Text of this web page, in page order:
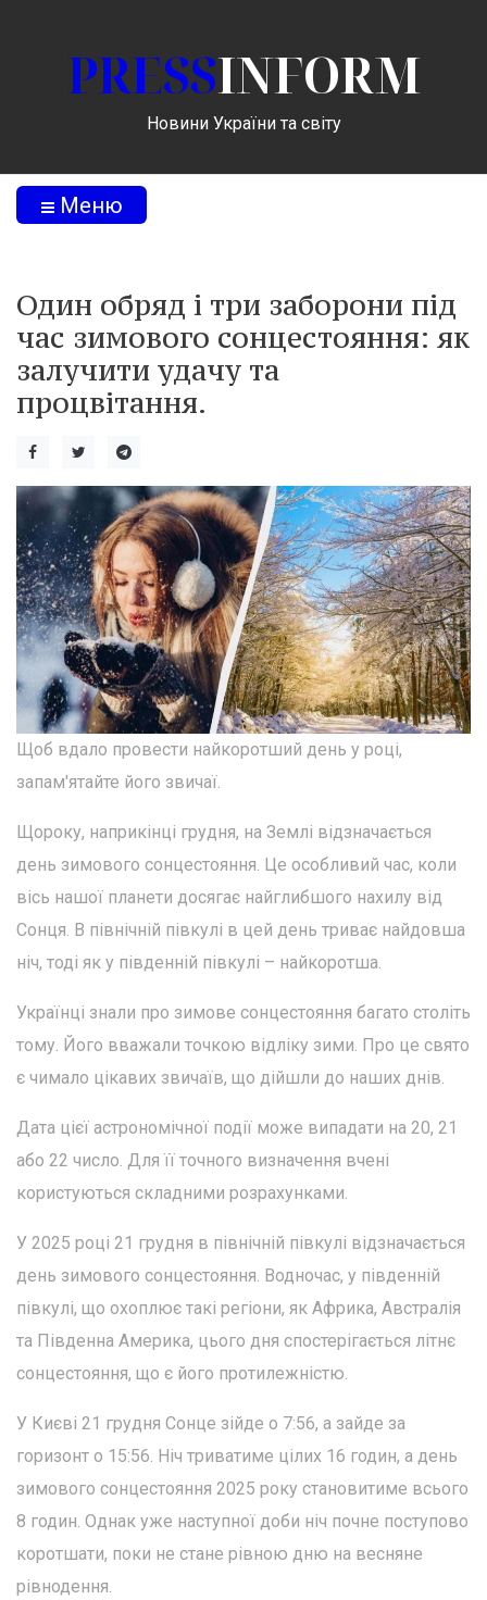
PRESSINFORM
Новини України та світу
Меню
Один обряд і три заборони під
час зимового сонцестояння: як
залучити удачу та
процвітання.
Щоб вдало провести найкоротший день у році,
запам'ятайте його звичаї.
Щороку, наприкінці грудня, на Землі відзначається
день зимового сонцестояння. Це особливий час, коли
вісь нашої планети досягає найглибшого нахилу від
Сонця. В північній півкулі в цей день триває найдовша
ніч, тоді як у південній півкулі – найкоротша.
Українці знали про зимове сонцестояння багато століть
тому. Його вважали точкою відліку зими. Про це свято
є чимало цікавих звичаїв, що дійшли до наших днів.
Дата цієї астрономічної події може випадати на 20, 21
або 22 число. Для її точного визначення вчені
користуються складними розрахунками.
У 2025 році 21 грудня в північній півкулі відзначається
день зимового сонцестояння. Водночас, у південній
півкулі, що охоплює такі регіони, як Африка, Австралія
та Південна Америка, цього дня спостерігається літнє
сонцестояння, що є його протилежністю.
У Києві 21 грудня Сонце зійде о 7:56, а зайде за
горизонт о 15:56. Ніч триватиме цілих 16 годин, а день
зимового сонцестояння 2025 року становитиме всього
8 годин. Однак уже наступної доби ніч почне поступово
коротшати, поки не стане рівною дню на весняне
рівнодення.